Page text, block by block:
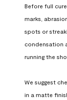
Before full
marks,
spots or
condensation
running the
We suggest
in a matte